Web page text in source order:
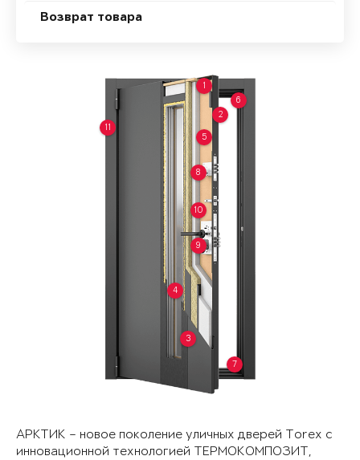
Возврат товара
1
2
3
4
5
6
7
8
9
10
11
АРКТИК – новое поколение уличных дверей Torex с
инновационной технологией ТЕРМОКОМПОЗИТ,